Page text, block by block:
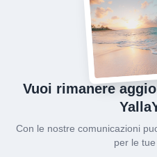
Vuoi rimanere
Con le nostre comunicazioni
per le